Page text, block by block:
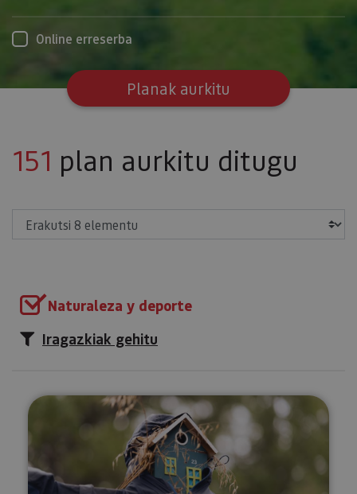
Online erreserba
Planak aurkitu
151 plan aurkitu ditugu
Naturaleza y deporte
Iragazkiak gehitu
Tximeleten ibilbidea Munetan